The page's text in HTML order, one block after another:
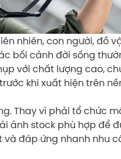
nhiên, con người, đồ
bối cảnh đời sống
với chất lượng cao,
khi xuất hiện trên
Thay vì phải tổ chức
ảnh stock phù hợp để
đáp ứng nhanh nhu